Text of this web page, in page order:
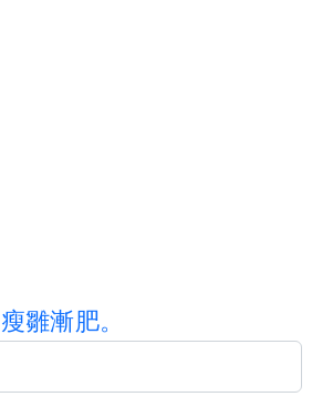
瘦雛漸肥。